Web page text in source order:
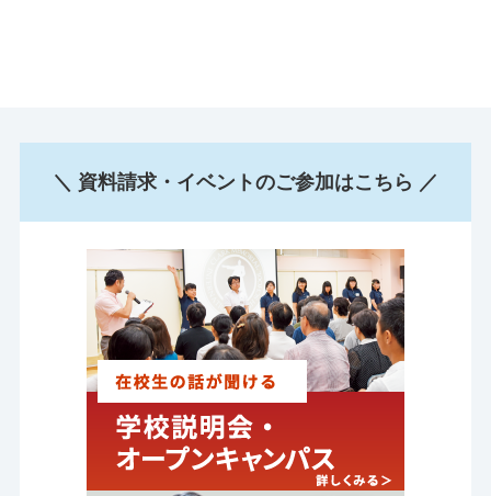
＼ 資料請求・イベントのご参加はこちら ／